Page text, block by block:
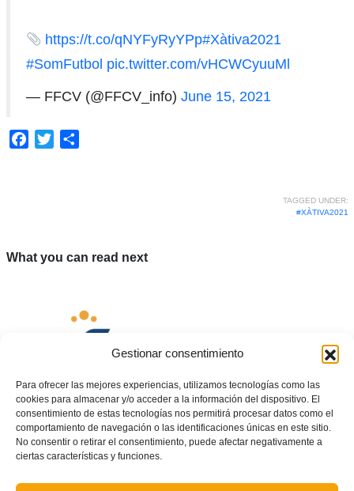
Gestionar consentimiento
Para ofrecer las mejores experiencias, utilizamos tecnologías como las
cookies para almacenar y/o acceder a la información del dispositivo. El
consentimiento de estas tecnologías nos permitirá procesar datos como el
comportamiento de navegación o las identificaciones únicas en este sitio.
No consentir o retirar el consentimiento, puede afectar negativamente a
ciertas características y funciones.
https://t.co/qNYFyRyYPp#Xàtiva2021
#SomFutbol pic.twitter.com/vHCWCyuuMl
— FFCV (@FFCV_info) June 15, 2021
Facebook
Twitter
TAGGED UNDER:
#XÀTIVA2021
What you can read next
temporal